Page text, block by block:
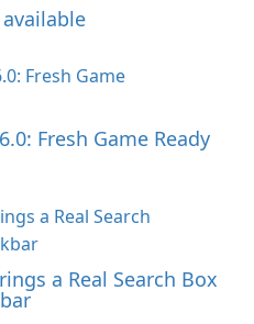
Fresh Game Ready
a Real Search Box